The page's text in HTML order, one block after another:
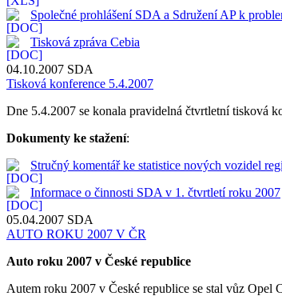
Společné prohlášení SDA a Sdružení AP k
Tisková zpráva Cebia
04.10.2007 SDA
Tisková konference 5.4.2007
Dne 5.4.2007 se konala pravidelná čtvrtletní tisková
Dokumenty ke stažení:
Stručný komentář ke statistice nových vozidel
Informace o činnosti SDA v 1. čtvrtletí roku 2007
05.04.2007 SDA
AUTO ROKU 2007 V ČR
Auto roku 2007 v České republice
Autem roku 2007 v České republice se stal vůz Opel